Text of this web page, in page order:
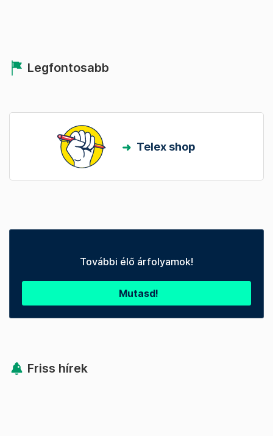
Legfontosabb
Telex shop
További élő árfolyamok!
Mutasd!
Friss hírek